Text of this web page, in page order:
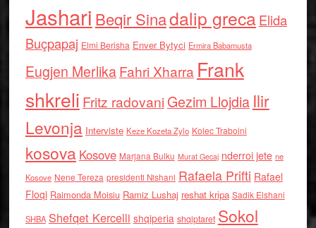
Jashari Beqir Sinadalip grecaElida
Buçpapaj Elmi Berisha Enver Bytyci Ermira Babamusta
Eugjen MerlikaFahri Xharra Frank
shkreli Fritz radovaniGezim Llojdia Ilir
Levonja Interviste Keze Kozeta Zylo Kolec Traboini
kosova Kosove Marjana Bulku Murat Gecaj nderroi jete ne
Kosove Nene Tereza presidenti Nishani Rafaela Prifti Rafael
Floqi Raimonda Moisiu Ramiz Lushaj reshat kripa Sadik Elshani
SHBA Shefqet Kercelli shqiperia shqiptaret Sokol